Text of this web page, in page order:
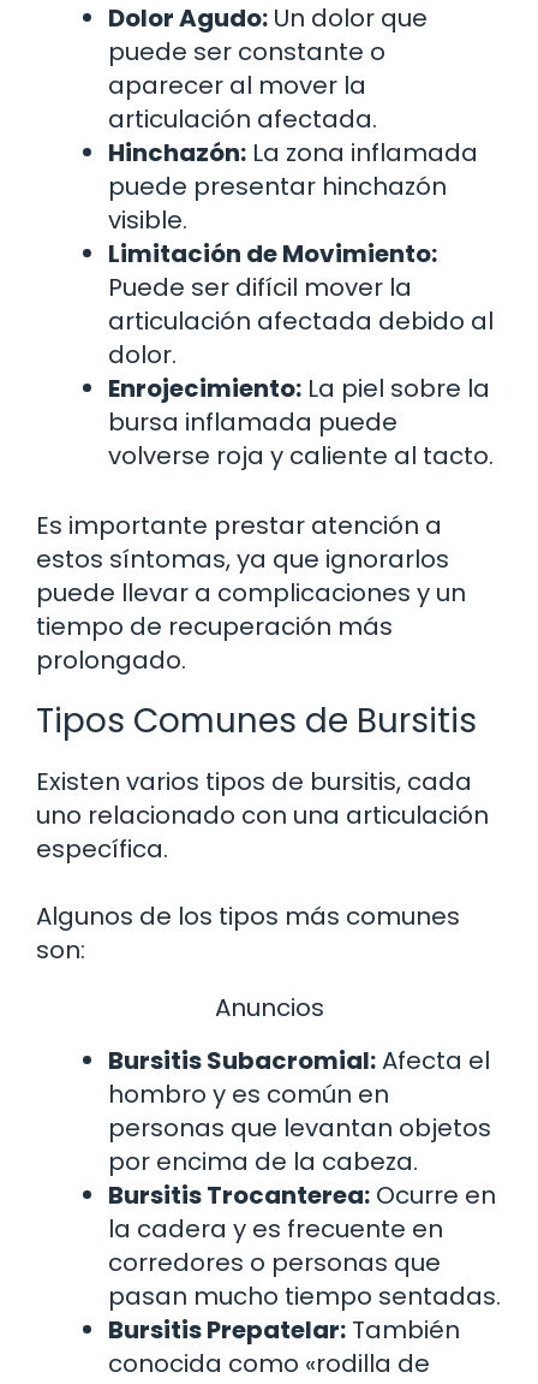
Dolor Agudo: Un dolor que
puede ser constante o
aparecer al mover la
articulación afectada.
Hinchazón: La zona inflamada
puede presentar hinchazón
visible.
Limitación de Movimiento:
Puede ser difícil mover la
articulación afectada debido al
dolor.
Enrojecimiento: La piel sobre la
bursa inflamada puede
volverse roja y caliente al tacto.
Es importante prestar atención a
estos síntomas, ya que ignorarlos
puede llevar a complicaciones y un
tiempo de recuperación más
prolongado.
Tipos Comunes de Bursitis
Existen varios tipos de bursitis, cada
uno relacionado con una articulación
específica.
Algunos de los tipos más comunes
son:
Anuncios
Bursitis Subacromial:Afecta el
hombro y es común en
personas que levantan objetos
por encima de la cabeza.
Bursitis Trocanterea: Ocurre en
la cadera y es frecuente en
corredores o personas que
pasan mucho tiempo sentadas.
Bursitis Prepatelar: También
conocida como «rodilla de